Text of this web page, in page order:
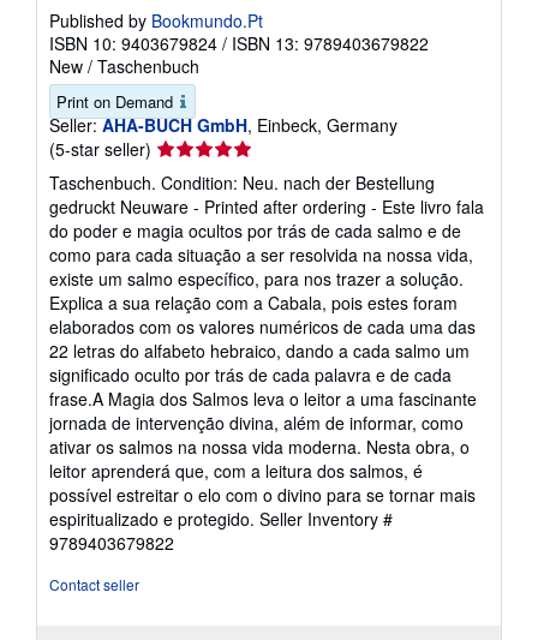
Published by Bookmundo.Pt
ISBN 10: 9403679824 / ISBN 13: 9789403679822
New / Taschenbuch
Print on Demand
Seller: AHA-BUCH GmbH, Einbeck, Germany
(5-star seller) Seller
rating
5
out
of
5
stars
Taschenbuch. Condition: Neu. nach der Bestellung
gedruckt Neuware - Printed after ordering - Este livro fala
do poder e magia ocultos por trás de cada salmo e de
como para cada situação a ser resolvida na nossa vida,
existe um salmo específico, para nos trazer a solução.
Explica a sua relação com a Cabala, pois estes foram
elaborados com os valores numéricos de cada uma das
22 letras do alfabeto hebraico, dando a cada salmo um
significado oculto por trás de cada palavra e de cada
frase.A Magia dos Salmos leva o leitor a uma fascinante
jornada de intervenção divina, além de informar, como
ativar os salmos na nossa vida moderna. Nesta obra, o
leitor aprenderá que, com a leitura dos salmos, é
possível estreitar o elo com o divino para se tornar mais
espiritualizado e protegido. Seller Inventory #
9789403679822
Contact seller